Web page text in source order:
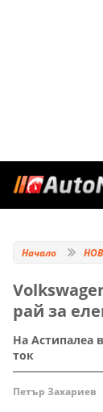
Начало
рай за
На Астипалеа
ток
Петър Захариев